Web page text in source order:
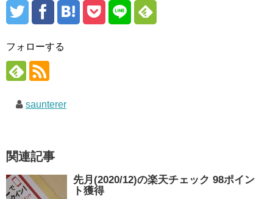
フォローする
saunterer
関連記事
先月(2020/12)の楽天チェック 98ポイン
ト獲得